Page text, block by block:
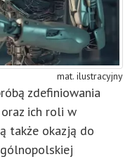
mat. ilustracyjny
zdefiniowania
ich roli w
także okazją do